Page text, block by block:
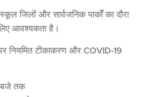
जिलों और सार्वजनिक पार्कों का दौरा
आवश्यकता है।
नियमित टीकाकरण और COVID-19
बजे तक